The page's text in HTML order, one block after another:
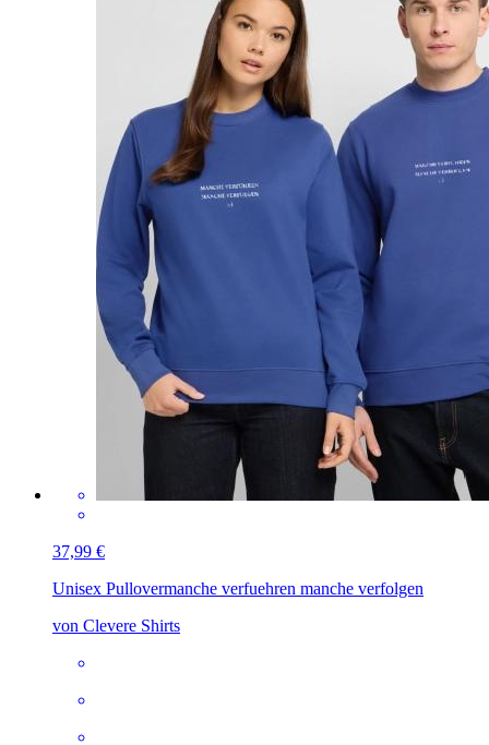
37,99 €
Unisex Pullovermanche verfuehren manche verfolgen
von Clevere Shirts